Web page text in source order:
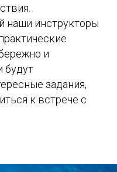
наши инструкторы
и
будут
задания,
к встрече с